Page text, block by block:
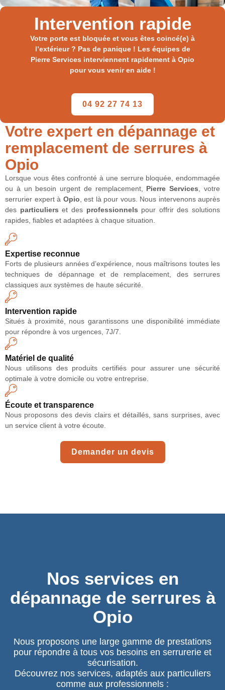
Intervention rapide
Votre porte est bloquée et vous êtes coincé(e) à
l’extérieur ? Pas de panique ! Les équipes de
Pierre Services interviennent rapidement à Opio
pour vous venir en aide !
04 92 27 74 13
Votre expert en dépannage et
remplacement de serrures à
Opio
Lorsque vous êtes confronté à une serrure bloquée, endommagée
ou à un besoin urgent de remplacement, Pierre Services , votre
serrurier expert à Opio , est là pour vous. Nous intervenons auprès
des particuliers et des professionnels pour offrir des solutions
rapides, fiables et adaptées à chaque situation.
Expertise reconnue
Forts de plusieurs années d’expérience, nous maîtrisons toutes les
techniques de dépannage et de remplacement, des serrures
classiques aux systèmes de haute sécurité.
Intervention rapide
Situés à proximité, nous garantissons une disponibilité immédiate
pour répondre à vos urgences, 7J/7.
Matériel de qualité
Nous utilisons des produits certifiés pour assurer une sécurité
optimale à votre domicile ou votre entreprise.
Écoute et transparence
Nous proposons des devis clairs et détaillés, sans surprises, avec
un service client à votre écoute.
Demander un devis
Nos services en
dépannage de serrures à
Opio
Nous proposons une large gamme de prestations
pour répondre à tous vos besoins en serrurerie et
sécurisation.
Découvrez nos services, adaptés aux particuliers
comme aux professionnels :